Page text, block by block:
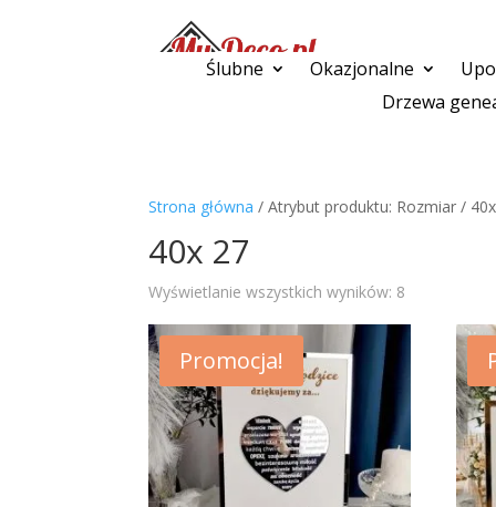
Ślubne Okazjonalne
Drzewa
Strona główna / Atrybut produktu: Rozmiar /
40x 27
Wyświetlanie wszystkich wyników: 8
Promocja!